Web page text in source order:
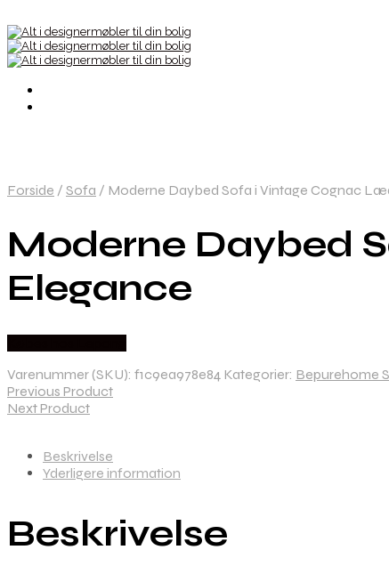
Forside / Sofa / Moderne Daybed Sofa i Vintage Cognac
Moderne Daybed
Elegance
Varenummer (SKU): f1c9ea978e84 Kategorier: Bepurehome
Previous Product
Next Product
Beskrivelse
Yderligere information
Beskrivelse